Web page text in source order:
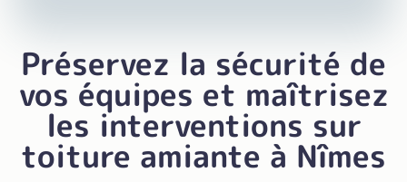
Préservez la sécurité de
vos équipes et maîtrisez
les interventions sur
toiture amiante à Nîmes